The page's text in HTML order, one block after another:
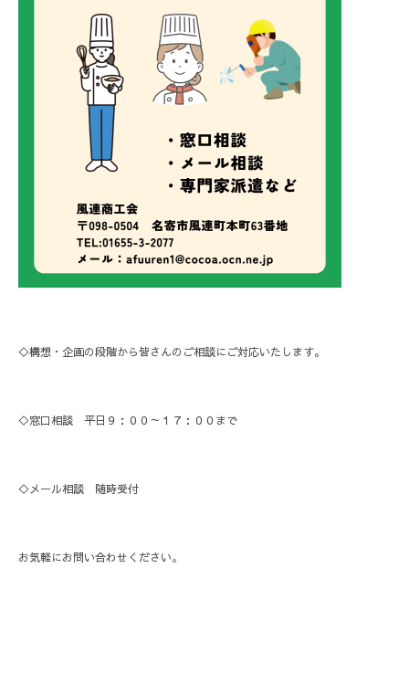
◇構想・企画の段階から皆さんのご相談にご対応いたします。
◇窓口相談 平日９：００～１７：００まで
◇メール相談 随時受付
お気軽にお問い合わせください。